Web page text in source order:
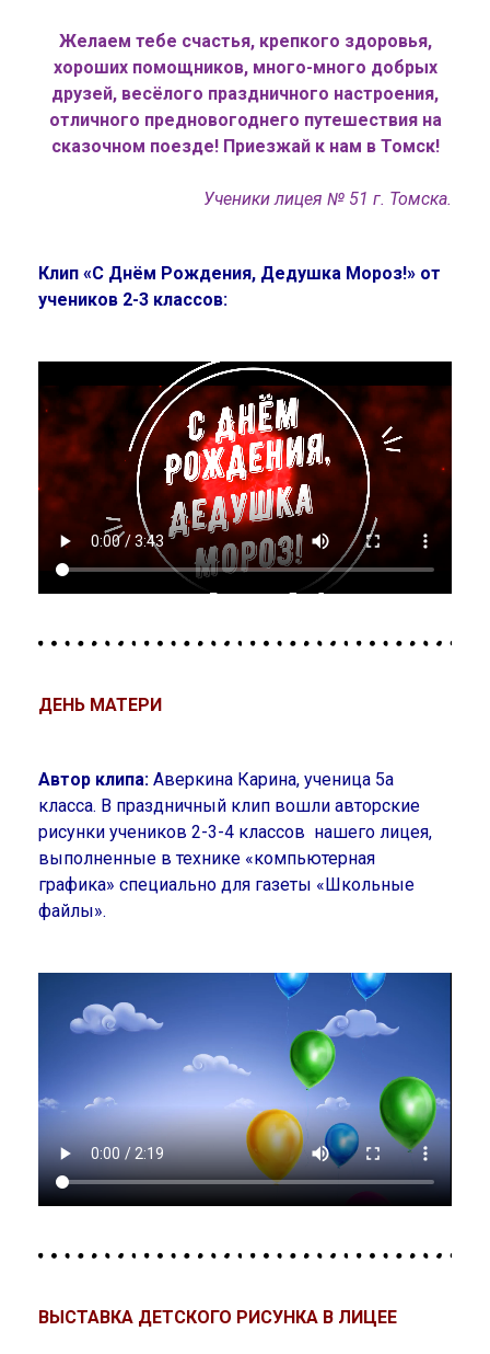
Желаем тебе счастья, крепкого здоровья,
хороших помощников, много-много добрых
друзей, весёлого праздничного настроения,
отличного предновогоднего путешествия на
сказочном поезде! Приезжай к нам в Томск!
Ученики лицея № 51 г. Томска.
Клип «С Днём Рождения, Дедушка Мороз!» от
учеников 2-3 классов:
ДЕНЬ МАТЕРИ
Автор клипа: Аверкина Карина, ученица 5а
класса. В праздничный клип вошли авторские
рисунки учеников 2-3-4 классов нашего лицея,
выполненные в технике «компьютерная
графика» специально для газеты «Школьные
файлы».
ВЫСТАВКА ДЕТСКОГО РИСУНКА В ЛИЦЕЕ